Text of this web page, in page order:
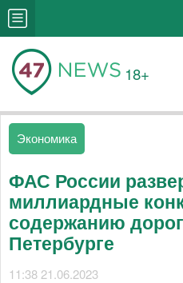
18+
Экономика
ФАС России
миллиардные
содержанию
Петербурге
11:38 21.06.2023